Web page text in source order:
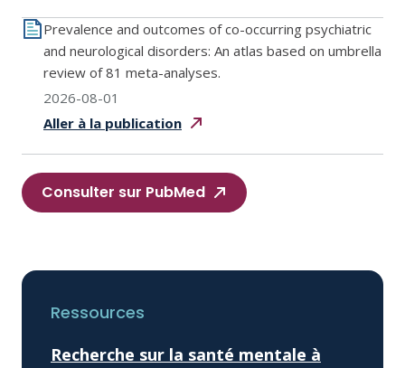
Prevalence and outcomes of co-occurring psychiatric
and neurological disorders: An atlas based on umbrella
review of 81 meta-analyses.
2026-08-01
Aller à la publication
Consulter sur PubMed
Ressources
Recherche sur la santé mentale à